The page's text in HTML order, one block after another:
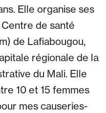
Elle organise ses
de santé
de Lafiabougou,
régionale de la
du Mali. Elle
10 et 15 femmes
mes causeries-